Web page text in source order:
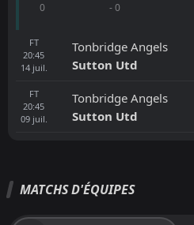
0
- 0
FT
20:45
14 juil.
Tonbridge Angels
Sutton Utd
FT
20:45
09 juil.
Tonbridge Angels
Sutton Utd
MATCHS D'ÉQUIPES